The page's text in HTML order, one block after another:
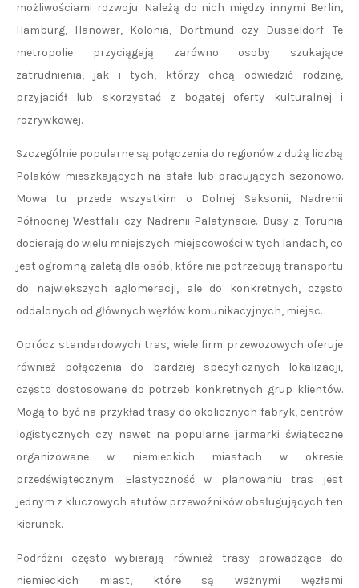
możliwościami rozwoju. Należą do nich między innymi Berlin,
Hamburg, Hanower, Kolonia, Dortmund czy Düsseldorf. Te
metropolie przyciągają zarówno osoby szukające
zatrudnienia, jak i tych, którzy chcą odwiedzić rodzinę,
przyjaciół lub skorzystać z bogatej oferty kulturalnej i
rozrywkowej.
Szczególnie popularne są połączenia do regionów z dużą liczbą
Polaków mieszkających na stałe lub pracujących sezonowo.
Mowa tu przede wszystkim o Dolnej Saksonii, Nadrenii
Północnej-Westfalii czy Nadrenii-Palatynacie. Busy z Torunia
docierają do wielu mniejszych miejscowości w tych landach, co
jest ogromną zaletą dla osób, które nie potrzebują transportu
do największych aglomeracji, ale do konkretnych, często
oddalonych od głównych węzłów komunikacyjnych, miejsc.
Oprócz standardowych tras, wiele firm przewozowych oferuje
również połączenia do bardziej specyficznych lokalizacji,
często dostosowane do potrzeb konkretnych grup klientów.
Mogą to być na przykład trasy do okolicznych fabryk, centrów
logistycznych czy nawet na popularne jarmarki świąteczne
organizowane w niemieckich miastach w okresie
przedświątecznym. Elastyczność w planowaniu tras jest
jednym z kluczowych atutów przewoźników obsługujących ten
kierunek.
Podróżni często wybierają również trasy prowadzące do
niemieckich miast, które są ważnymi węzłami